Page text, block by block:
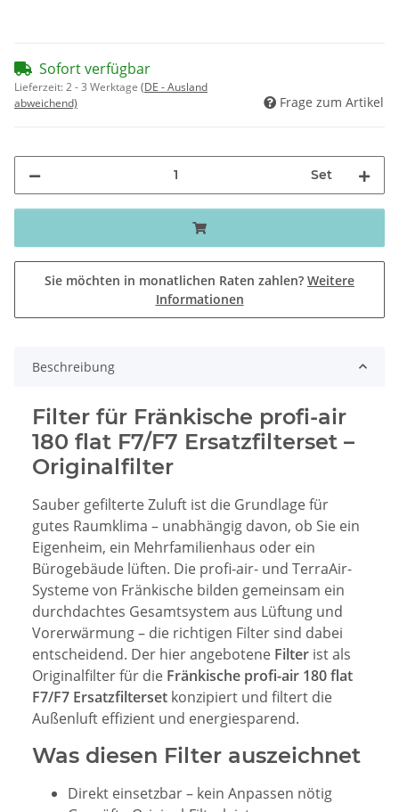
Sofort verfügbar
Lieferzeit:2 - 3 Werktage (DE - Ausland
abweichend)
Frage zum Artikel
Set
Sie möchten in monatlichen Raten zahlen? Weitere
Informationen
Beschreibung
Filter für Fränkische profi-air
180 flat F7/F7 Ersatzfilterset –
Originalfilter
Sauber gefilterte Zuluft ist die Grundlage für
gutes Raumklima – unabhängig davon, ob Sie ein
Eigenheim, ein Mehrfamilienhaus oder ein
Bürogebäude lüften. Die profi-air- und TerraAir-
Systeme von Fränkische bilden gemeinsam ein
durchdachtes Gesamtsystem aus Lüftung und
Vorerwärmung – die richtigen Filter sind dabei
entscheidend. Der hier angebotene Filter ist als
Originalfilter für die Fränkische profi-air 180 flat
F7/F7 Ersatzfilterset konzipiert und filtert die
Außenluft effizient und energiesparend.
Was diesen Filter auszeichnet
Direkt einsetzbar – kein Anpassen nötig